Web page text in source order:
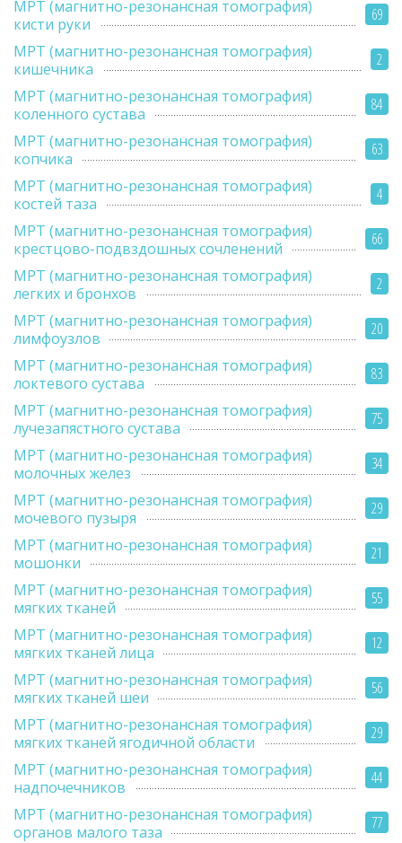
69
МРТ (магнитно-резонансная томография)
кисти руки
2
МРТ (магнитно-резонансная томография)
кишечника
84
МРТ (магнитно-резонансная томография)
коленного сустава
63
МРТ (магнитно-резонансная томография)
копчика
4
МРТ (магнитно-резонансная томография)
костей таза
66
МРТ (магнитно-резонансная томография)
крестцово-подвздошных сочленений
2
МРТ (магнитно-резонансная томография)
легких и бронхов
20
МРТ (магнитно-резонансная томография)
лимфоузлов
83
МРТ (магнитно-резонансная томография)
локтевого сустава
75
МРТ (магнитно-резонансная томография)
лучезапястного сустава
34
МРТ (магнитно-резонансная томография)
молочных желез
29
МРТ (магнитно-резонансная томография)
мочевого пузыря
21
МРТ (магнитно-резонансная томография)
мошонки
55
МРТ (магнитно-резонансная томография)
мягких тканей
12
МРТ (магнитно-резонансная томография)
мягких тканей лица
56
МРТ (магнитно-резонансная томография)
мягких тканей шеи
29
МРТ (магнитно-резонансная томография)
мягких тканей ягодичной области
44
МРТ (магнитно-резонансная томография)
надпочечников
77
МРТ (магнитно-резонансная томография)
органов малого таза